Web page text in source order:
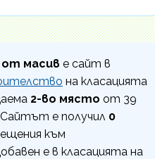
масив е сайт в
на класацията
2-во място от 39
е получил 0
към
е в класацията на